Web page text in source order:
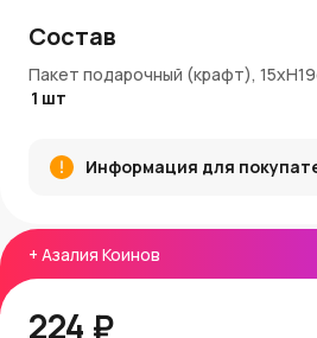
+ Азалия Коинов
224 ₽
Преимущества
Легкий, но прочный крафтовый
обеспечивает надежность.
подарков и аксессуаров.
Светло-розовый оттенок
Удобные ручки делают
Подходит для букетов,
композиций.
Состав
Пакет подарочный (крафт),
1 шт
Информация для